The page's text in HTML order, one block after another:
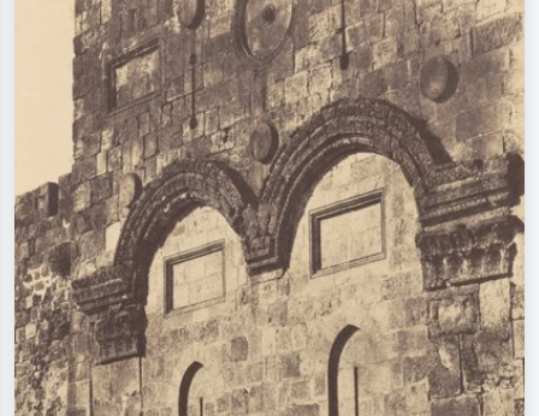
oder Stilen – z.B. Monet,
Sternennacht, Impressionismus, Welle
Hokusai, Akt.
Wiese, Abstrakt mit viel Rot, Dunkles
Ölgemälde, Stehender Akt neben einem
Baum.